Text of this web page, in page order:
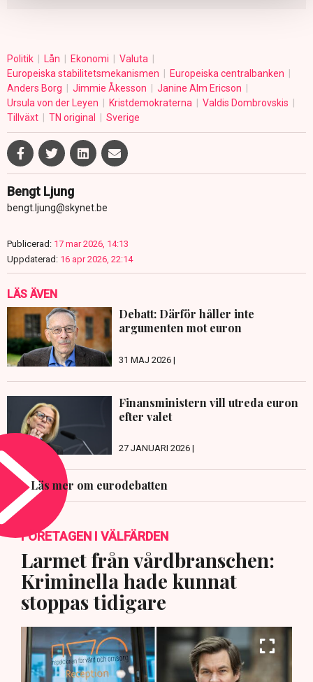
Politik Lån Ekonomi
Valuta
Europeiska stabilitetsmekanismen
Europeiska centralbanken
Anders Borg
Jimmie Åkesson
Janine Alm Ericson
Ursula von der Leyen
Kristdemokraterna
Valdis Dombrovskis
Tillväxt
TN original Sverige
Bengt Ljung
bengt.ljung@skynet.be
Publicerad: 17 mar 2026, 14:13
Uppdaterad: 16 apr 2026, 22:14
LÄS ÄVEN
Debatt: Därför håller inte
argumenten mot euron
31 MAJ 2026 |
Finansministern vill utreda euron
efter valet
27 JANUARI 2026 |
Läs mer om eurodebatten
FÖRETAGEN I VÄLFÄRDEN
Larmet från vårdbranschen:
Kriminella hade kunnat
stoppas tidigare